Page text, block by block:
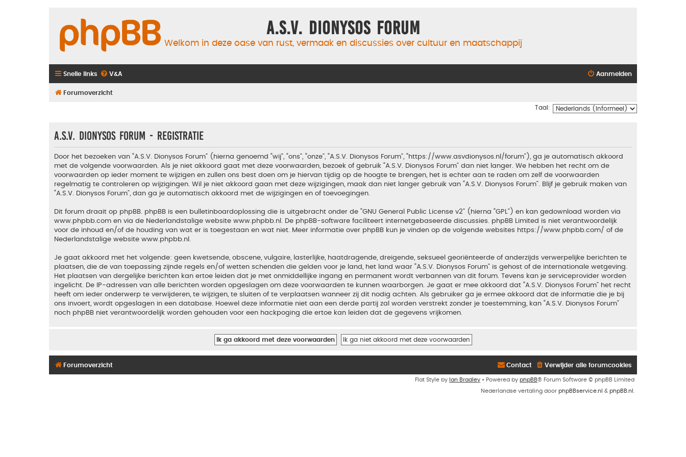
A.S.V. Dionysos Forum
Welkom in deze oase van rust, vermaak en discussies over cultuur en maatschappij
Snelle links V&A Aanmelden
Forumoverzicht
Taal:
A.S.V. Dionysos Forum - Registratie
Door het bezoeken van “A.S.V. Dionysos Forum” (hierna genoemd “wij”, “ons”, “onze”, “A.S.V. Dionysos Forum”, “https://www.asvdionysos.nl/forum”), ga je automatisch akkoord
met de volgende voorwaarden. Als je niet akkoord gaat met deze voorwaarden, bezoek of gebruik “A.S.V. Dionysos Forum” dan niet langer. We hebben het recht om de
voorwaarden op ieder moment te wijzigen en zullen ons best doen om je hiervan tijdig op de hoogte te brengen, het is echter aan te raden om zelf de voorwaarden
regelmatig te controleren op wijzigingen. Wil je niet akkoord gaan met deze wijzigingen, maak dan niet langer gebruik van “A.S.V. Dionysos Forum”. Blijf je gebruik maken van
“A.S.V. Dionysos Forum”, dan ga je automatisch akkoord met de wijzigingen en of toevoegingen.
Dit forum draait op phpBB. phpBB is een bulletinboardoplossing die is uitgebracht onder de “GNU General Public License v2” (hierna “GPL”) en kan gedownload worden via
www.phpbb.com en via de Nederlandstalige website www.phpbb.nl . De phpBB-software faciliteert internetgebaseerde discussies. phpBB Limited is niet verantwoordelijk
voor de inhoud en/of de houding van wat er is toegestaan en wat niet. Meer informatie over phpBB kun je vinden op de volgende websites https://www.phpbb.com/ of de
Nederlandstalige website www.phpbb.nl
Je gaat akkoord met het volgende: geen kwetsende, obscene, vulgaire, lasterlijke, haatdragende, dreigende, seksueel georiënteerde of anderzijds verwerpelijke berichten te
plaatsen, die de van toepassing zijnde regels en/of wetten schenden die gelden voor je land, het land waar “A.S.V. Dionysos Forum” is gehost of de internationale wetgeving.
Het plaatsen van dergelijke berichten kan ertoe leiden dat je met onmiddellijke ingang en permanent wordt verbannen van dit forum. Tevens kan je serviceprovider worden
ingelicht. De IP-adressen van alle berichten worden opgeslagen om deze voorwaarden te kunnen waarborgen. Je gaat er mee akkoord dat “A.S.V. Dionysos Forum” het recht
heeft om ieder onderwerp te verwijderen, te wijzigen, te sluiten of te verplaatsen wanneer zij dit nodig achten. Als gebruiker ga je ermee akkoord dat de informatie die je bij
ons invoert, wordt opgeslagen in een database. Hoewel deze informatie niet aan een derde partij zal worden verstrekt zonder je toestemming, kan “A.S.V. Dionysos Forum”
noch phpBB niet verantwoordelijk worden gehouden voor een hackpoging die ertoe kan leiden dat de gegevens vrijkomen.
Forumoverzicht Verwijder alle forumcookies
Contact
Flat Style by Ian Bradley • Powered by phpBB® Forum Software © phpBB Limited
Nederlandse vertaling door phpBBservice.nl & phpBB.nl